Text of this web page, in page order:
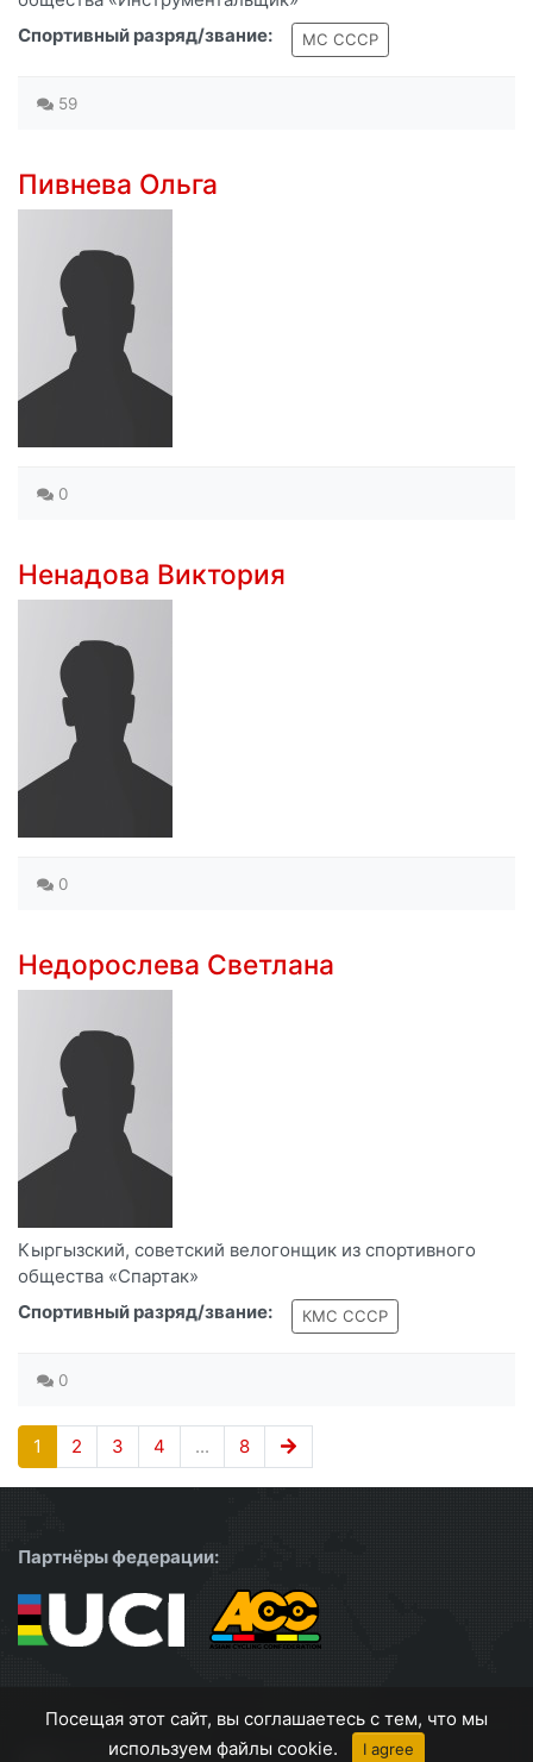
Спортивный разряд/звание:
МС СССР
59
Пивнева Ольга
0
Ненадова Виктория
0
Недорослева Светлана
Кыргызский, советский велогонщик из спортивного
общества «Спартак»
Спортивный разряд/звание:
КМС СССР
0
1 2 3 4 ... 8
Партнёры федерации:
Посещая этот сайт, вы соглашаетесь с тем, что мы
используем файлы cookie.
I agree